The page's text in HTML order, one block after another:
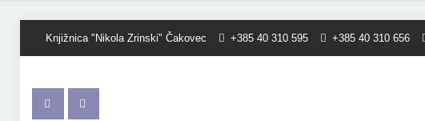
Knjižnica "Nikola Zrinski" Čakovec +385 40 310 595 +385 40 310 656